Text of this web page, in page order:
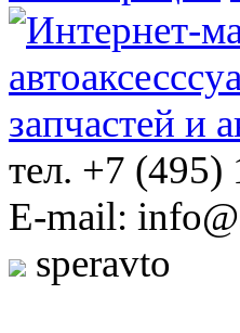
тел. +7 (495)
E-mail:
speravto